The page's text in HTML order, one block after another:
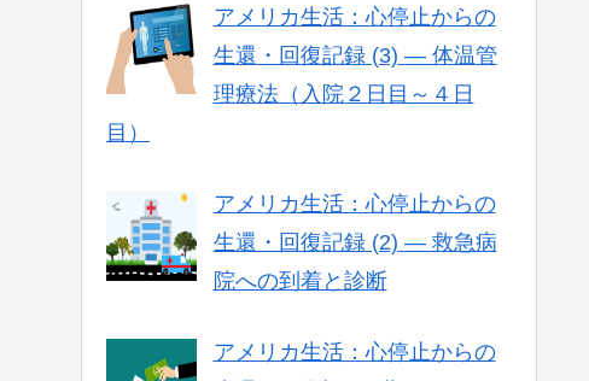
アメリカ生活：心停止からの
生還・回復記録 (3) — 体温管
理療法（入院２日目～４日
目）
アメリカ生活：心停止からの
生還・回復記録 (2) — 救急病
院への到着と診断
アメリカ生活：心停止からの